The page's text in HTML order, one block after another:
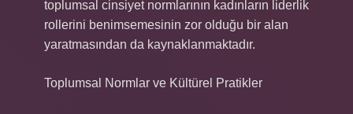
toplumsal cinsiyet normlarının kadınların liderlik
rollerini benimsemesinin zor olduğu bir alan
yaratmasından da kaynaklanmaktadır.
Toplumsal Normlar ve Kültürel Pratikler